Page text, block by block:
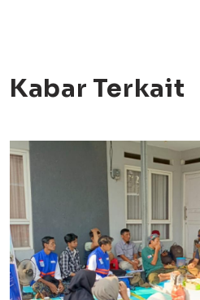
Kabar Terkait